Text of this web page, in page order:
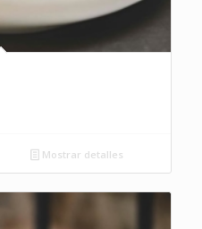
Mostrar detalles